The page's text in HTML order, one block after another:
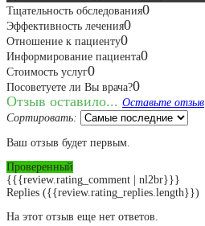
Тщательность обследования0
Эффективность лечения0
Отношение к пациенту0
Информирование пациента0
Стоимость услуг0
Посоветуете ли Вы врача?0
Отзыв оставило... Оставьте отзыв
Сортировать:
Ваш отзыв будет первым.
Проверенный
{{{review.rating_comment | nl2br}}}
Replies ({{review.rating_replies.length}})
На этот отзыв еще нет ответов.